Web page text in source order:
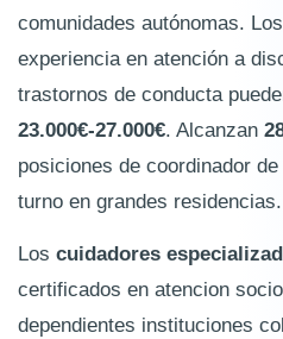
comunidades autónomas.
experiencia en atención a
trastornos de conducta
23.000€-27.000€. Alcanzan
posiciones de coordinador
turno en grandes residencias.
Los cuidadores
certificados en atencion
dependientes instituciones